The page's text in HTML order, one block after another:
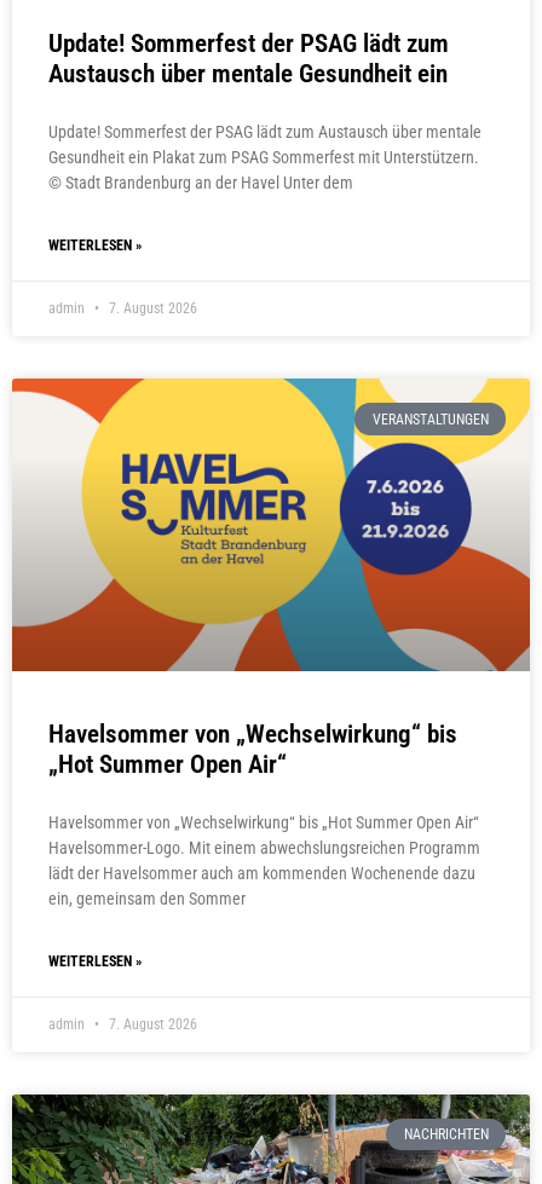
Update! Sommerfest der PSAG lädt zum
Austausch über mentale Gesundheit ein
Update! Sommerfest der PSAG lädt zum Austausch über mentale
Gesundheit ein Plakat zum PSAG Sommerfest mit Unterstützern.
© Stadt Brandenburg an der Havel Unter dem
WEITERLESEN »
admin 7. August 2026
VERANSTALTUNGEN
Havelsommer von „Wechselwirkung“ bis
„Hot Summer Open Air“
Havelsommer von „Wechselwirkung“ bis „Hot Summer Open Air“
Havelsommer-Logo. Mit einem abwechslungsreichen Programm
lädt der Havelsommer auch am kommenden Wochenende dazu
ein, gemeinsam den Sommer
WEITERLESEN »
admin 7. August 2026
NACHRICHTEN